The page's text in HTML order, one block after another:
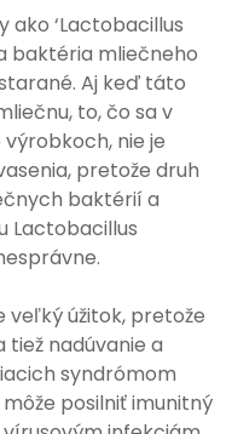
ako ‘Lactobacillus
baktéria mliečneho
Aj keď táto
to, čo sa v
nie je
pretože druh
baktérií a
Lactobacillus
veľký úžitok, pretože
nadúvanie a
syndrómom
posilniť imunitný